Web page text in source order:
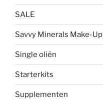
SALE
Savvy Minerals Make-Up
Single oliën
Starterkits
Supplementen